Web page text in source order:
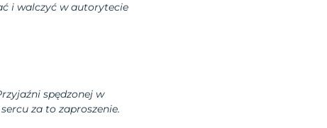
i walczyć w autorytecie
spędzonej w
za to zaproszenie.